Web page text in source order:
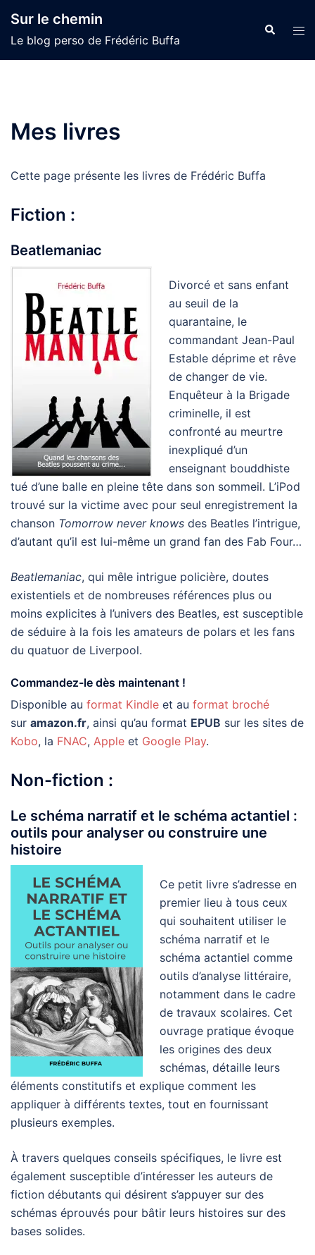
content
Sur le chemin
Le blog perso de Frédéric Buffa
Search
Mes livres
Cette page présente les livres de Frédéric Buffa
Fiction :
Beatlemaniac
Divorcé et sans enfant
au seuil de la
quarantaine, le
commandant Jean-Paul
Estable déprime et rêve
de changer de vie.
Enquêteur à la Brigade
criminelle, il est
confronté au meurtre
inexpliqué d’un
enseignant bouddhiste
tué d’une balle en pleine tête dans son sommeil. L’iPod
trouvé sur la victime avec pour seul enregistrement la
chanson Tomorrow never knows des Beatles l’intrigue,
d’autant qu’il est lui-même un grand fan des Fab Four…
Beatlemaniac, qui mêle intrigue policière, doutes
existentiels et de nombreuses références plus ou
moins explicites à l’univers des Beatles, est susceptible
de séduire à la fois les amateurs de polars et les fans
du quatuor de Liverpool.
Commandez-le dès maintenant !
Disponible au format Kindle et au format broché
sur amazon.fr, ainsi qu’au format EPUB sur les sites de
Kobo, la FNAC, Apple et Google Play.
Non-fiction :
Le schéma narratif et le schéma actantiel :
outils pour analyser ou construire une
histoire
Ce petit livre s’adresse en
premier lieu à tous ceux
qui souhaitent utiliser le
schéma narratif et le
schéma actantiel comme
outils d’analyse littéraire,
notamment dans le cadre
de travaux scolaires. Cet
ouvrage pratique évoque
les origines des deux
schémas, détaille leurs
éléments constitutifs et explique comment les
appliquer à différents textes, tout en fournissant
plusieurs exemples.
À travers quelques conseils spécifiques, le livre est
également susceptible d’intéresser les auteurs de
fiction débutants qui désirent s’appuyer sur des
schémas éprouvés pour bâtir leurs histoires sur des
bases solides.